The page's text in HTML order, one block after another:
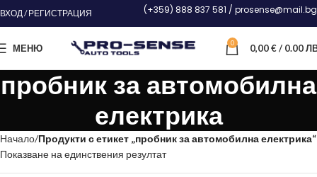
ВХОД / РЕГИСТРАЦИЯ (+359) 888 837 581 / prosense@mail.bg
МЕНЮ 0 0,00€/ 0.00
пробник за автомобилна
електрика
Начало Продукти с етикет „пробник за автомобилна електрика“
Показване на единствения резултат